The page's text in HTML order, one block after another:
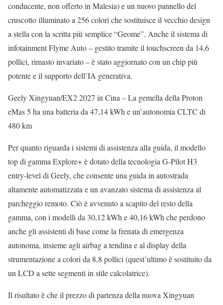
conducente, non offerto in Malesia) e un nuovo pannello del
cruscotto illuminato a 256 colori che sostituisce il vecchio design
a stella con la scritta più semplice “Geome”. Anche il sistema di
infotainment Flyme Auto – gestito tramite il touchscreen da 14,6
pollici, rimasto invariato – è stato aggiornato con un chip più
potente e il supporto dell’IA generativa.
Geely Xingyuan/EX2 2027 in Cina – La gemella della Proton
eMas 5 ha una batteria da 47,14 kWh e un’autonomia CLTC di
480 km
Per quanto riguarda i sistemi di assistenza alla guida, il modello
top di gamma Explore+ è dotato della tecnologia G-Pilot H3
entry-level di Geely, che consente una guida in autostrada
altamente automatizzata e un avanzato sistema di assistenza al
parcheggio remoto. Ciò è avvenuto a scapito del resto della
gamma, con i modelli da 30,12 kWh e 40,16 kWh che perdono
anche gli assistenti di base come la frenata di emergenza
autonoma, insieme agli airbag a tendina e al display della
strumentazione a colori da 8,8 pollici (quest’ultimo è sostituito da
un LCD a sette segmenti in stile calcolatrice).
Il risultato è che il prezzo di partenza della nuova Xingyuan